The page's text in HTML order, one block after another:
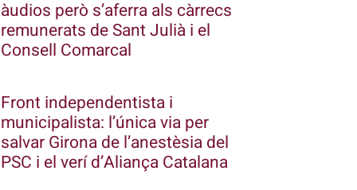
àudios però s’aferra als càrrecs
remunerats de Sant Julià i el
Consell Comarcal
Front independentista i
municipalista: l’única via per
salvar Girona de l’anestèsia del
PSC i el verí d’Aliança Catalana